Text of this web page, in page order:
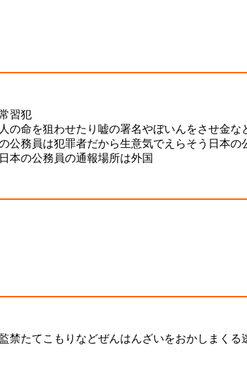
習犯
命を狙わせたり嘘の署名やぼいんをさせ金
務員は犯罪者だから生意気でえらそう日本
本の公務員の通報場所は外国
禁たてこもりなどぜんはんざいをおかしまくる